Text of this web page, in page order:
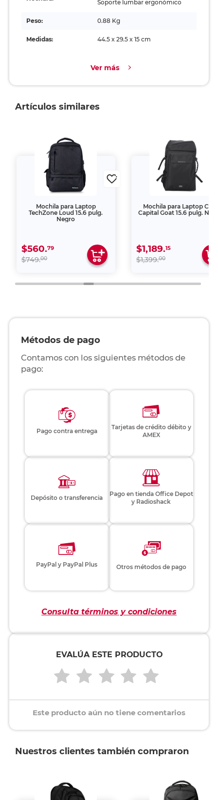
Soporte lumbar ergonómico
Peso: 0.88 Kg
Medidas: 44.5 x 29.5 x 15 cm
Ver más
Artículos similares
Mochila para Laptop
TechZone Loud 15.6 pulg.
Negro
$560.79
$749.00
Mochila para Laptop Cool
Capital Goat 15.6 pulg.
$1,189.15
$1,399.00
Métodos de pago
Contamos con los siguientes métodos de
pago:
Pago contra entrega
Tarjetas de crédito débito y
AMEX
Depósito o transferencia
Pago en tienda Office Depot
y Radioshack
PayPal y PayPal Plus Otros métodos de pago
Consulta términos y condiciones
EVALÚA ESTE PRODUCTO
Este producto aún no tiene comentarios
Nuestros clientes también compraron